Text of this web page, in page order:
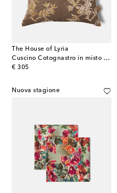
The House of Lyria
Cuscino Cotognastro in misto cotone e lino
€ 305
original price
Nuova stagione